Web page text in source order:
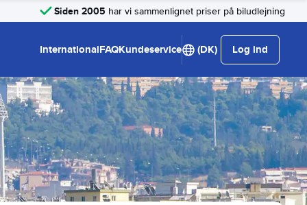
Siden 2005 har vi sammenlignet priser på biludlejning
InternationalFAQKundeservice (DK) Log ind